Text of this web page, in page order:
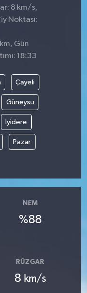
8 km/s,
Noktası:
Gün
18:33
Çayeli
Güneysu
İyidere
Pazar
NEM
%88
RÜZGAR
8 km/s